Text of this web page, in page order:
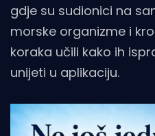
gdje su sudionici na
morske organizme i
koraka učili kako ih
unijeti u aplikaciju.